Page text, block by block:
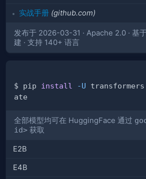
实战手册 (github.com)
发布于 2026-03-31 · Apache 2.0 · 基
建 · 支持 140+ 语言
$ pip install -U
全部模型均可在 HuggingFace 通过
id> 获取
E2B
E4B